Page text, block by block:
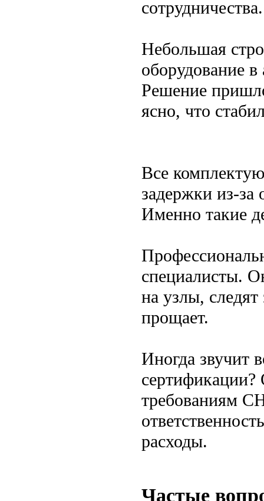
сотрудничества.
Небольшая
оборудование
Решение
ясно, что
Все
задержки из-за
Именно такие
специалисты.
на узлы,
прощает.
Иногда звучит
сертификации?
требованиям
расходы.
Частые